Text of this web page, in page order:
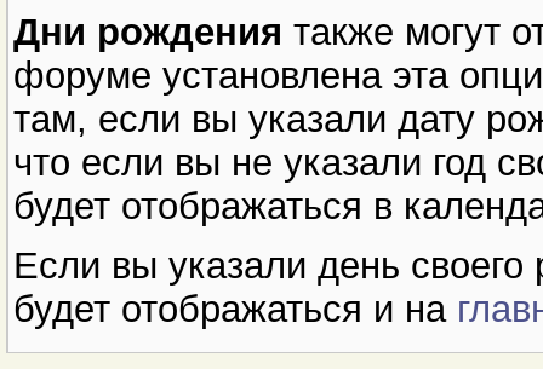
Дни рождения также могут
форуме установлена эта
там, если вы указали дату
что если вы не указали год
будет отображаться в
Если вы указали день
будет отображаться и на